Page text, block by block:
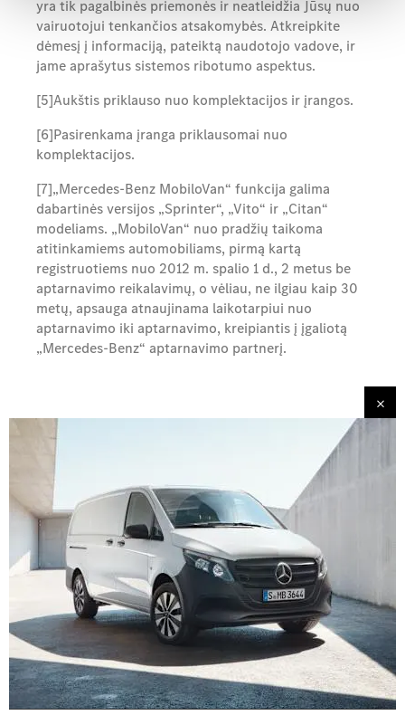
yra tik pagalbinės priemonės ir neatleidžia Jūsų nuo
vairuotojui tenkančios atsakomybės. Atkreipkite
dėmesį į informaciją, pateiktą naudotojo vadove, ir
jame aprašytus sistemos ribotumo aspektus.
[5]Aukštis priklauso nuo komplektacijos ir įrangos.
[6]Pasirenkama įranga priklausomai nuo
komplektacijos.
[7]„Mercedes-Benz MobiloVan“ funkcija galima
dabartinės versijos „Sprinter“, „Vito“ ir „Citan“
modeliams. „MobiloVan“ nuo pradžių taikoma
atitinkamiems automobiliams, pirmą kartą
registruotiems nuo 2012 m. spalio 1 d., 2 metus be
aptarnavimo reikalavimų, o vėliau, ne ilgiau kaip 30
metų, apsauga atnaujinama laikotarpiui nuo
aptarnavimo iki aptarnavimo, kreipiantis į įgaliotą
„Mercedes-Benz“ aptarnavimo partnerį.